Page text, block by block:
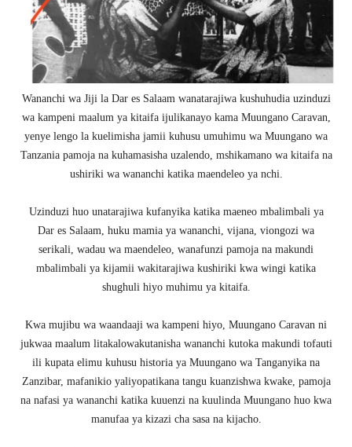
Wananchi wa Jiji la Dar es Salaam wanatarajiwa kushuhudia uzinduzi
wa kampeni maalum ya kitaifa ijulikanayo kama Muungano Caravan,
yenye lengo la kuelimisha jamii kuhusu umuhimu wa Muungano wa
Tanzania pamoja na kuhamasisha uzalendo, mshikamano wa kitaifa na
ushiriki wa wananchi katika maendeleo ya nchi.
Uzinduzi huo unatarajiwa kufanyika katika maeneo mbalimbali ya
Dar es Salaam, huku mamia ya wananchi, vijana, viongozi wa
serikali, wadau wa maendeleo, wanafunzi pamoja na makundi
mbalimbali ya kijamii wakitarajiwa kushiriki kwa wingi katika
shughuli hiyo muhimu ya kitaifa.
Kwa mujibu wa waandaaji wa kampeni hiyo, Muungano Caravan ni
jukwaa maalum litakalowakutanisha wananchi kutoka makundi tofauti
ili kupata elimu kuhusu historia ya Muungano wa Tanganyika na
Zanzibar, mafanikio yaliyopatikana tangu kuanzishwa kwake, pamoja
na nafasi ya wananchi katika kuuenzi na kuulinda Muungano huo kwa
manufaa ya kizazi cha sasa na kijacho.